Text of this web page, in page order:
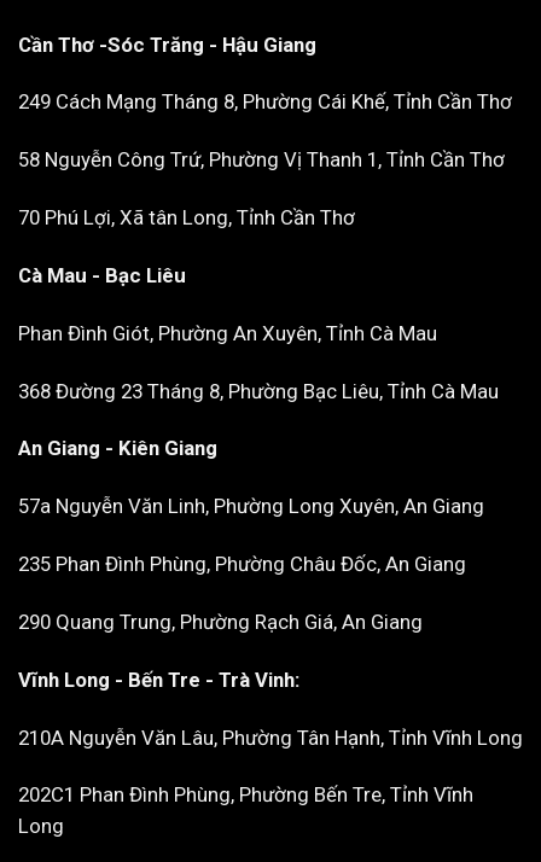
Cần Thơ -Sóc Trăng - Hậu Giang
249 Cách Mạng Tháng 8, Phường Cái Khế, Tỉnh Cần Thơ
58 Nguyễn Công Trứ, Phường Vị Thanh 1, Tỉnh Cần Thơ
70 Phú Lợi, Xã tân Long, Tỉnh Cần Thơ
Cà Mau - Bạc Liêu
Phan Đình Giót, Phường An Xuyên, Tỉnh Cà Mau
368 Đường 23 Tháng 8, Phường Bạc Liêu, Tỉnh Cà Mau
An Giang - Kiên Giang
57a Nguyễn Văn Linh, Phường Long Xuyên, An Giang
235 Phan Đình Phùng, Phường Châu Đốc, An Giang
290 Quang Trung, Phường Rạch Giá, An Giang
Vĩnh Long - Bến Tre - Trà Vinh:
210A Nguyễn Văn Lâu, Phường Tân Hạnh, Tỉnh Vĩnh Long
202C1 Phan Đình Phùng, Phường Bến Tre, Tỉnh Vĩnh
Long